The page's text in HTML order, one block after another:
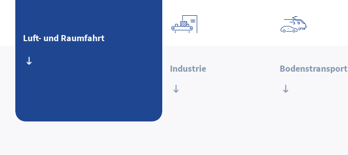
Luft- und Raumfahrt
Industrie Bodenstransport